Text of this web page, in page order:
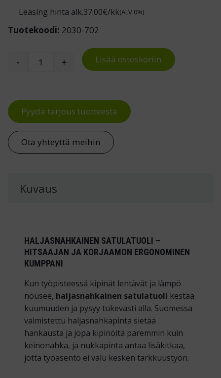
Leasing hinta alk.37.00€/kk(ALV 0%)
Tuotekoodi: 2030-702
Haljasnahkainen satulatuoli määrä
- + Lisää ostoskoriin
Pyydä tarjous tuotteesta
Ota yhteyttä meihin
Kuvaus
HALJASNAHKAINEN SATULATUOLI –
HITSAAJAN JA KORJAAMON ERGONOMINEN
KUMPPANI
Kun työpisteessä kipinät lentävät ja lämpö
nousee, haljasnahkainen satulatuoli kestää
kuumuuden ja pysyy tukevasti alla. Suomessa
valmistettu haljasnahkapinta sietää
hankausta ja jopa kipinöitä paremmin kuin
keinonahka, ja nukkapinta antaa lisäkitkaa,
jotta työasento ei valu kesken tarkkuustyön.